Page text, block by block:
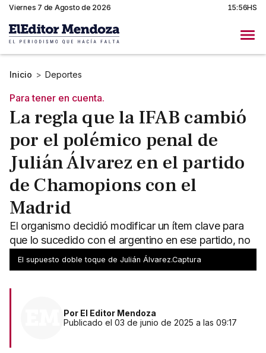
Viernes 7 de Agosto de 2026 15:56HS
Inicio > Deportes
Para tener en cuenta.
La regla que la IFAB cambió
por el polémico penal de
Julián Álvarez en el partido
de Chamopions con el
Madrid
El organismo decidió modificar un ítem clave para
que lo sucedido con el argentino en ese partido, no
se repita.
El supuesto doble toque de Julián Álvarez.Captura
Por El Editor Mendoza
Publicado el 03 de junio de 2025 a las 09:17